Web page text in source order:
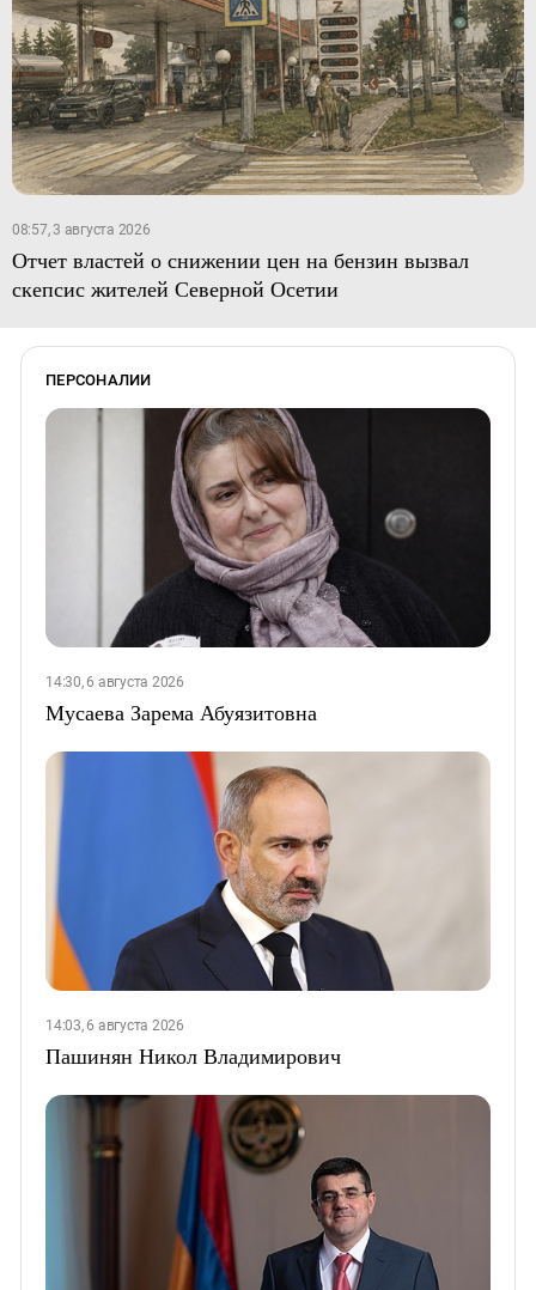
08:57, 3 августа 2026
Отчет властей о снижении цен на бензин вызвал
скепсис жителей Северной Осетии
ПЕРСОНАЛИИ
14:30, 6 августа 2026
Мусаева Зарема Абуязитовна
14:03, 6 августа 2026
Пашинян Никол Владимирович